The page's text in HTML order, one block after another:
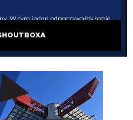
W tym jeden odpoczywałby sobie
- Stones i Akanji.